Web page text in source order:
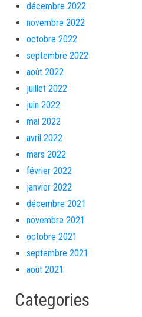
décembre 2022
novembre 2022
octobre 2022
septembre 2022
août 2022
juillet 2022
juin 2022
mai 2022
avril 2022
mars 2022
février 2022
janvier 2022
décembre 2021
novembre 2021
octobre 2021
septembre 2021
août 2021
Categories